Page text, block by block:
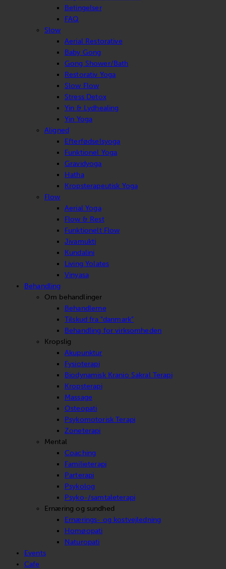
Betingelser
FAQ
Slow
Aerial Restorative
Baby Gong
Gong Shower/Bath
Restorativ Yoga
Slow Flow
Stress Detox
Yin & Lydhealing
Yin Yoga
Aligned
Efterfødselsyoga
Funktionel Yoga
Gravidyoga
Hatha
Kropsterapeutisk Yoga
Flow
Aerial Yoga
Flow & Rest
Funktionelt Flow
Jivamukti
Kundalini
Living Yolates
Vinyasa
Behandling
Om behandlinger
Behandlerne
Tilskud fra “danmark”
Behandling for virksomheden
Kropslig
Akupunktur
Fysioterapi
Biodynamisk Kranio Sakral Terapi
Kropsterapi
Massage
Osteopati
Psykomotorisk Terapi
Zoneterapi
Mental
Coaching
Familieterapi
Parterapi
Psykolog
Psyko-/samtaleterapi
Ernæring og sundhed
Ernærings- og kostvejledning
Homøopati
Naturopati
Events
Cafe